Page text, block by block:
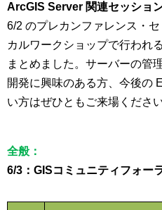
ArcGIS Server 関連セッショ
6/2 のプレカンファレンス・
カルワークショップで行われ
まとめました。サーバーの管
開発に興味のある方、今後の
い方はぜひともご来場ください
全般：
6/3：GISコミュニティフォー